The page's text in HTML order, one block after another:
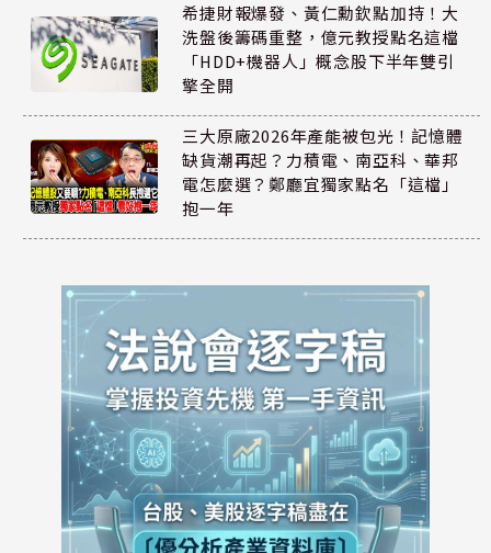
希捷財報爆發、黃仁勳欽點加持！大
洗盤後籌碼重整，億元教授點名這檔
「HDD+機器人」概念股下半年雙引
擎全開
三大原廠2026年產能被包光！記憶體
缺貨潮再起？力積電、南亞科、華邦
電怎麼選？鄭廳宜獨家點名「這檔」
抱一年